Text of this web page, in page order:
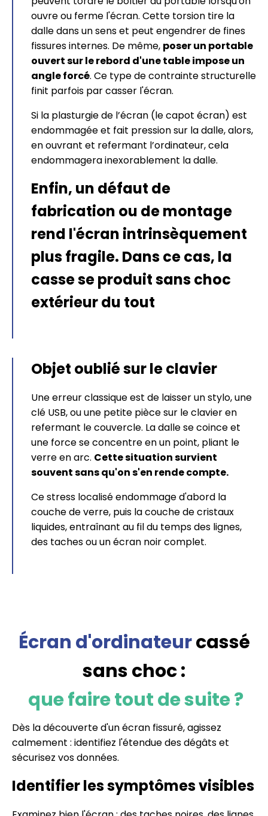
ouvre ou ferme l'écran. Cette torsion tire la
dalle dans un sens et peut engendrer de fines
fissures internes. De même, poser un portable
ouvert sur le rebord d'une table impose un
angle forcé. Ce type de contrainte structurelle
finit parfois par casser l'écran.
Si la plasturgie de l’écran (le capot écran) est
endommagée et fait pression sur la dalle, alors,
en ouvrant et refermant l’ordinateur, cela
endommagera inexorablement la dalle.
Enfin, un défaut de
fabrication ou de montage
rend l'écran intrinsèquement
plus fragile. Dans ce cas, la
casse se produit sans choc
extérieur du tout
Objet oublié sur le clavier
Une erreur classique est de laisser un stylo, une
clé USB, ou une petite pièce sur le clavier en
refermant le couvercle. La dalle se coince et
une force se concentre en un point, pliant le
verre en arc. Cette situation survient
souvent sans qu'on s'en rende compte.
Ce stress localisé endommage d'abord la
couche de verre, puis la couche de cristaux
liquides, entraînant au fil du temps des lignes,
des taches ou un écran noir complet.
Écran d'ordinateurcassé
sans choc :
que faire tout de suite ?
Dès la découverte d'un écran fissuré, agissez
calmement : identifiez l'étendue des dégâts et
sécurisez vos données.
Identifier les symptômes visibles